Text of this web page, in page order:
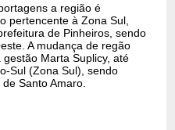
a região é
pertencente à Zona Sul,
de Pinheiros, sendo
A mudança de regão
Marta Suplicy, até
Sul (Zona Sul), sendo
Santo Amaro.